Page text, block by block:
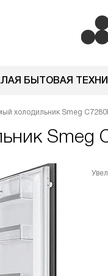
БЫТОВАЯ
холодильник Smeg
Smeg